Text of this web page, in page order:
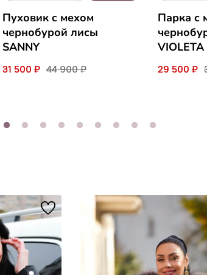
Пуховик c мехом
чернобурой лисы
SANNY
31 500 ₽ 44 900 ₽
Парка с
VIOLETA
29 500 ₽